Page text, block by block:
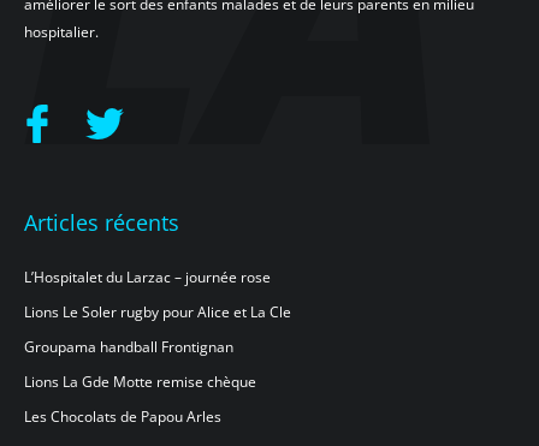
améliorer le sort des enfants malades et de leurs parents en milieu
hospitalier.
Articles récents
L’Hospitalet du Larzac – journée rose
Lions Le Soler rugby pour Alice et La Cle
Groupama handball Frontignan
Lions La Gde Motte remise chèque
Les Chocolats de Papou Arles